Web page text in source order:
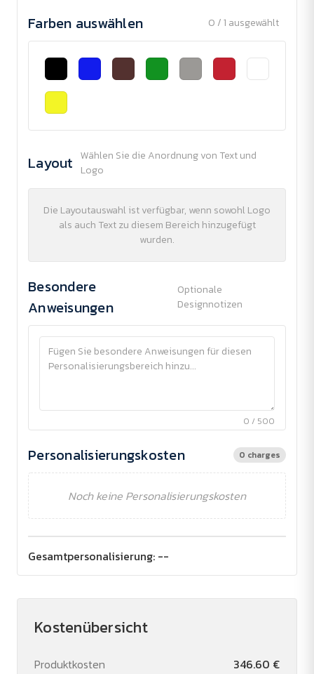
Farben auswählen 0 / 1 ausgewählt
Layout Wählen Sie die Anordnung von Text und
Logo
Die Layoutauswahl ist verfügbar, wenn sowohl Logo
als auch Text zu diesem Bereich hinzugefügt
wurden.
Besondere
Anweisungen
Optionale
Designnotizen
0 / 500
Personalisierungskosten 0 charges
Noch keine Personalisierungskosten
Gesamtpersonalisierung: --
Kostenübersicht
Produktkosten 346.60 €